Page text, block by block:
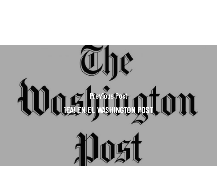
Previous Post
¡EA! EN EL WASHINGTON POST